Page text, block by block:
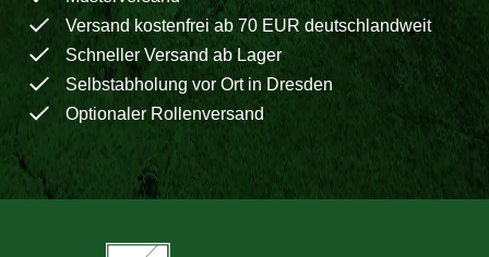
Versand kostenfrei ab 70 EUR deutschlandweit
Schneller Versand ab Lager
Selbstabholung vor Ort in Dresden
Optionaler Rollenversand